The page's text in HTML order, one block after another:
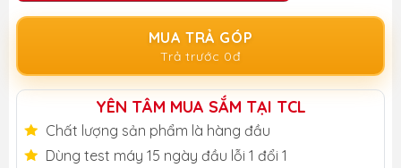
MUA TRẢ GÓP
Trả trước 0đ
YÊN TÂM MUA SẮM TẠI TCL
Chất lượng sản phẩm là hàng đầu
Dùng test máy 15 ngày đầu lỗi 1 đổi 1